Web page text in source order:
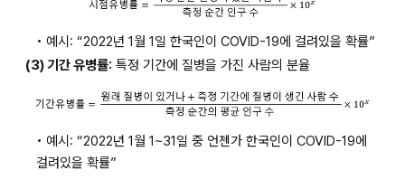
• 예시: “2022년 1월 1일 한국인이 COVID-19에 걸려있을 확률”
(3) 기간 유병률: 특정 기간에 질병을 가진 사람의 분율
• 예시: “2022년 1월 1~31일 중 언젠가 한국인이 COVID-19에
걸려있을 확률”